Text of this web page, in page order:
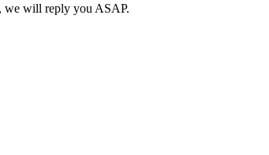
we will reply you ASAP.